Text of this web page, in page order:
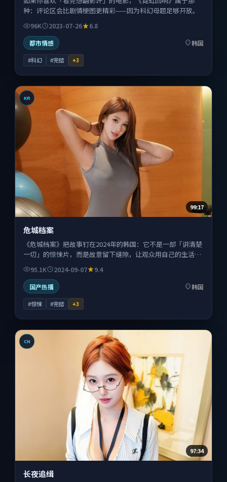
种：评论区会比剧情梗图更精彩——因为科幻母题足够开放。
96K 2023-07-26
6.8
都市情感
韩国
#科幻 #完结 +3
KR
99:17
危城档案
《危城档案》把故事钉在2024年的韩国：它不是一部「讲清楚
一切」的惊悚片，而是故意留下缝隙，让观众用自己的生活经
验去填。
95.1K 2024-09-07
9.4
国产热播
韩国
#惊悚 #完结 +3
CN
97:34
长夜追缉